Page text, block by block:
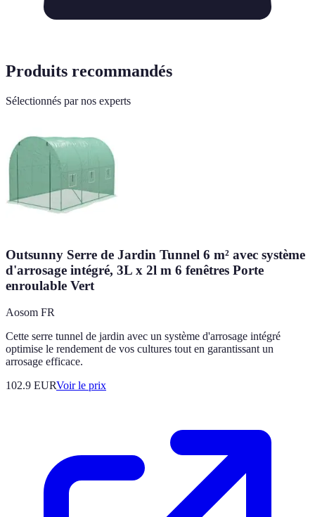
Produits recommandés
Sélectionnés par nos experts
Outsunny Serre de Jardin Tunnel 6 m² avec système
d'arrosage intégré, 3L x 2l m 6 fenêtres Porte
enroulable Vert
Aosom FR
Cette serre tunnel de jardin avec un système d'arrosage intégré
optimise le rendement de vos cultures tout en garantissant un
arrosage efficace.
102.9 EURVoir le prix